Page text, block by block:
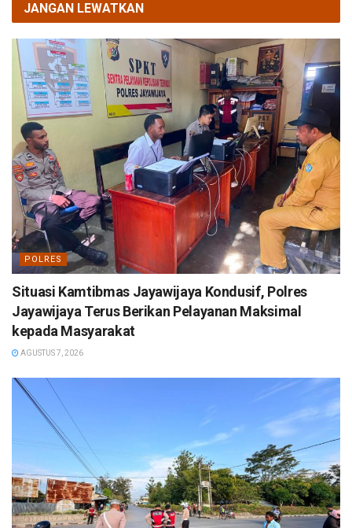
JANGAN LEWATKAN
POLRES
Situasi Kamtibmas Jayawijaya Kondusif, Polres
Jayawijaya Terus Berikan Pelayanan Maksimal
kepada Masyarakat
AGUSTUS 7, 2026